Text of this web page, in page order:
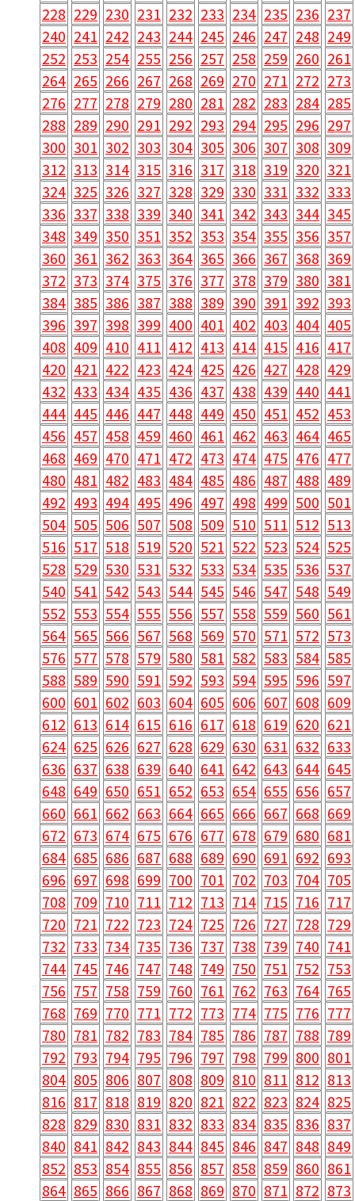
228 229 230 231 232 233 234 235 236 237
240 241 242 243 244 245 246 247 248 249
252 253 254 255 256 257 258 259 260 261
264 265 266 267 268 269 270 271 272 273
276 277 278 279 280 281 282 283 284 285
288 289 290 291 292 293 294 295 296 297
300 301 302 303 304 305 306 307 308 309
312 313 314 315 316 317 318 319 320 321
324 325 326 327 328 329 330 331 332 333
336 337 338 339 340 341 342 343 344 345
348 349 350 351 352 353 354 355 356 357
360 361 362 363 364 365 366 367 368 369
372 373 374 375 376 377 378 379 380 381
384 385 386 387 388 389 390 391 392 393
396 397 398 399 400 401 402 403 404 405
408 409 410 411 412 413 414 415 416 417
420 421 422 423 424 425 426 427 428 429
432 433 434 435 436 437 438 439 440 441
444 445 446 447 448 449 450 451 452 453
456 457 458 459 460 461 462 463 464 465
468 469 470 471 472 473 474 475 476 477
480 481 482 483 484 485 486 487 488 489
492 493 494 495 496 497 498 499 500 501
504 505 506 507 508 509 510 511 512 513
516 517 518 519 520 521 522 523 524 525
528 529 530 531 532 533 534 535 536 537
540 541 542 543 544 545 546 547 548 549
552 553 554 555 556 557 558 559 560 561
564 565 566 567 568 569 570 571 572 573
576 577 578 579 580 581 582 583 584 585
588 589 590 591 592 593 594 595 596 597
600 601 602 603 604 605 606 607 608 609
612 613 614 615 616 617 618 619 620 621
624 625 626 627 628 629 630 631 632 633
636 637 638 639 640 641 642 643 644 645
648 649 650 651 652 653 654 655 656 657
660 661 662 663 664 665 666 667 668 669
672 673 674 675 676 677 678 679 680 681
684 685 686 687 688 689 690 691 692 693
696 697 698 699 700 701 702 703 704 705
708 709 710 711 712 713 714 715 716 717
720 721 722 723 724 725 726 727 728 729
732 733 734 735 736 737 738 739 740 741
744 745 746 747 748 749 750 751 752 753
756 757 758 759 760 761 762 763 764 765
768 769 770 771 772 773 774 775 776 777
780 781 782 783 784 785 786 787 788 789
792 793 794 795 796 797 798 799 800 801
804 805 806 807 808 809 810 811 812 813
816 817 818 819 820 821 822 823 824 825
828 829 830 831 832 833 834 835 836 837
840 841 842 843 844 845 846 847 848 849
852 853 854 855 856 857 858 859 860 861
864 865 866 867 868 869 870 871 872 873